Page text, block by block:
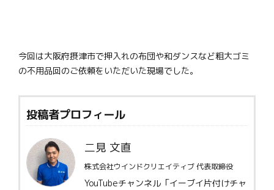
今回は大阪府摂津市で押入れの布団や和ダンスなど粗大ゴミ
の不用品回のご依頼をいただいた現場でした。
投稿者プロフィール
二見 文直
株式会社ウインドクリエイティブ 代表取締役
YouTubeチャンネル「イーブイ片付けチャ